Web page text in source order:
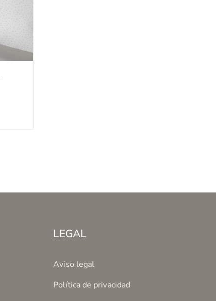
LEGAL
Aviso legal
Política de privacidad